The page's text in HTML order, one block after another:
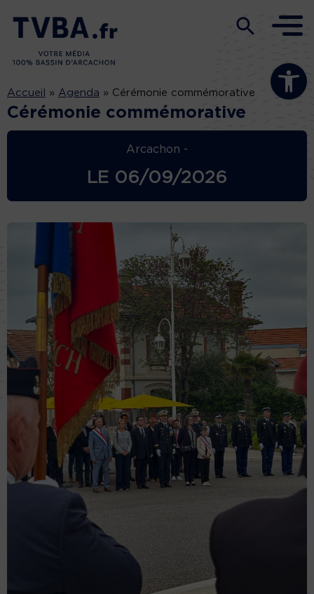
Ouvrir la
Accueil » Agenda » Cérémonie commémorative
Cérémonie commémorative
Arcachon -
LE 06/09/2026